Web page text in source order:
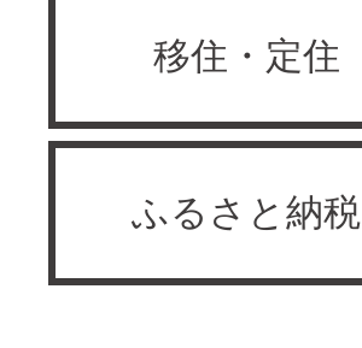
移住・定住
ふるさと納税